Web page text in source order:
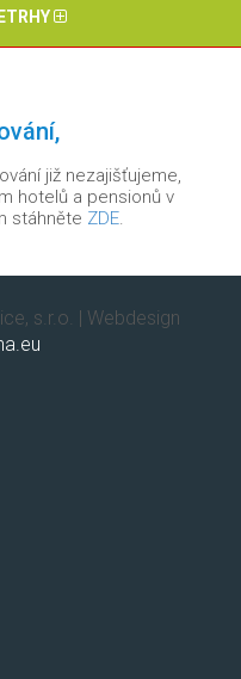
již nezajišťujeme,
hotelů a pensionů v
stáhněte ZDE.
s.r.o. | Webdesign